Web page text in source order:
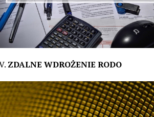
ZDALNE WDROŻENIE RODO